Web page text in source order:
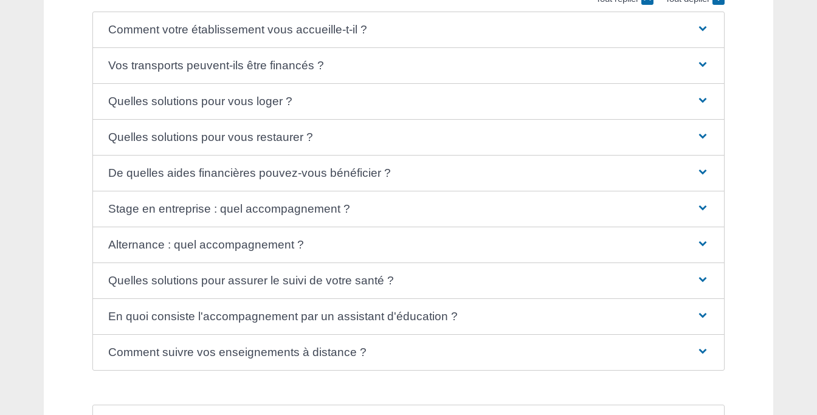
Comment votre établissement vous accueille-t-il ?
Vos transports peuvent-ils être financés ?
Quelles solutions pour vous loger ?
Quelles solutions pour vous restaurer ?
De quelles aides financières pouvez-vous bénéficier ?
Stage en entreprise : quel accompagnement ?
Alternance : quel accompagnement ?
Quelles solutions pour assurer le suivi de votre santé ?
En quoi consiste l'accompagnement par un assistant d'éducation ?
Comment suivre vos enseignements à distance ?